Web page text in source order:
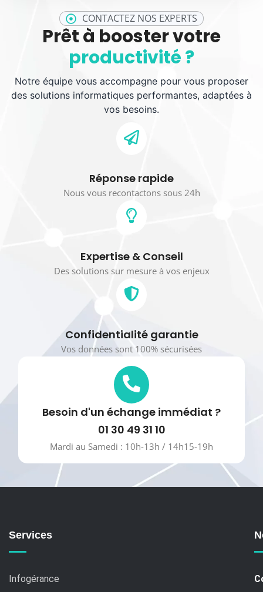
CONTACTEZ NOS EXPERTS
Prêt à booster votre
productivité ?
Notre équipe vous accompagne pour vous proposer
des solutions informatiques performantes, adaptées à
vos besoins.
Réponse rapide
Nous vous recontactons sous 24h
Expertise & Conseil
Des solutions sur mesure à vos enjeux
Confidentialité garantie
Vos données sont 100% sécurisées
Besoin d'un échange immédiat ?
01 30 49 31 10
Mardi au Samedi : 10h-13h / 14h15-19h
Services
Infogérance